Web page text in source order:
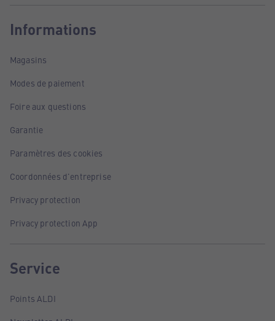
Informations
Magasins
Modes de paiement
Foire aux questions
Garantie
Paramètres des cookies
Coordonnées d'entreprise
Privacy protection
Privacy protection App
Service
Points ALDI